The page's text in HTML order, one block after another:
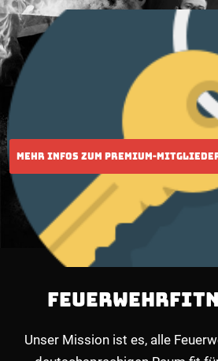
Unser Mission ist es, alle